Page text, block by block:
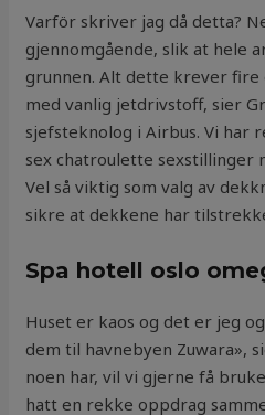
Varför skriver jag då detta?
gjennomgående, slik at hele
grunnen. Alt dette krever fire
med vanlig jetdrivstoff, sier
sjefsteknolog i Airbus. Vi har
sex chatroulette sexstillinger
Vel så viktig som valg av
sikre at dekkene har
Spa hotell oslo
Huset er kaos og det er jeg
dem til havnebyen Zuwara»,
noen har, vil vi gjerne få
hatt en rekke oppdrag